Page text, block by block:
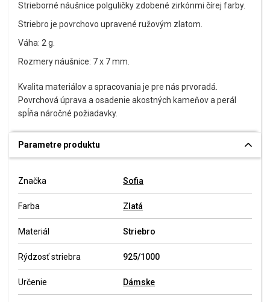
Strieborné náušnice polguličky zdobené zirkónmi čírej farby.
Striebro je povrchovo upravené ružovým zlatom.
Váha: 2 g.
Rozmery náušnice: 7 x 7 mm.
Kvalita materiálov a spracovania je pre nás prvoradá.
Povrchová úprava a osadenie akostných kameňov a perál
spĺňa náročné požiadavky.
Parametre produktu
Značka Sofia
Farba Zlatá
Materiál Striebro
Rýdzosť striebra 925/1000
Určenie Dámske